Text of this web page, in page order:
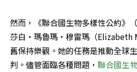
然而，《聯合國生物多樣性公約》
莎白・瑪魯瑪・穆雷瑪（Elizabeth
舊保持樂觀。她的任務是推動全球
判。儘管面臨各種問題， 聯合國生